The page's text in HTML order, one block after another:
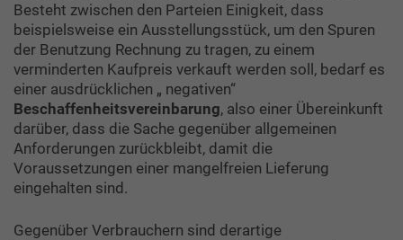
Besteht zwischen den Parteien Einigkeit, dass
beispielsweise ein Ausstellungsstück, um den Spuren
der Benutzung Rechnung zu tragen, zu einem
verminderten Kaufpreis verkauft werden soll, bedarf es
einer ausdrücklichen „ negativen“
Beschaffenheitsvereinbarung, also einer Übereinkunft
darüber, dass die Sache gegenüber allgemeinen
Anforderungen zurückbleibt, damit die
Voraussetzungen einer mangelfreien Lieferung
eingehalten sind.
Gegenüber Verbrauchern sind derartige